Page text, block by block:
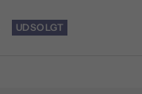
UDSOLGT